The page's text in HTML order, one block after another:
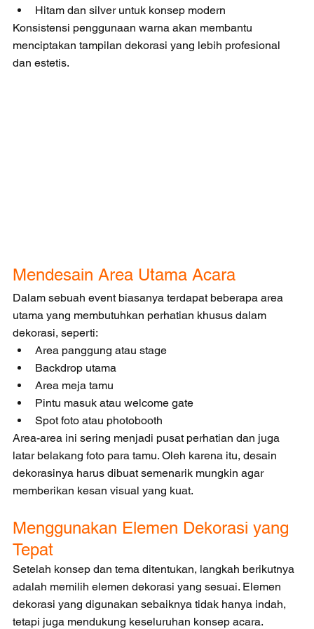
Hitam dan silver untuk konsep modern
Konsistensi penggunaan warna akan membantu
menciptakan tampilan dekorasi yang lebih profesional
dan estetis.
Mendesain Area Utama Acara
Dalam sebuah event biasanya terdapat beberapa area
utama yang membutuhkan perhatian khusus dalam
dekorasi, seperti:
Area panggung atau stage
Backdrop utama
Area meja tamu
Pintu masuk atau welcome gate
Spot foto atau photobooth
Area-area ini sering menjadi pusat perhatian dan juga
latar belakang foto para tamu. Oleh karena itu, desain
dekorasinya harus dibuat semenarik mungkin agar
memberikan kesan visual yang kuat.
Menggunakan Elemen Dekorasi yang
Tepat
Setelah konsep dan tema ditentukan, langkah berikutnya
adalah memilih elemen dekorasi yang sesuai. Elemen
dekorasi yang digunakan sebaiknya tidak hanya indah,
tetapi juga mendukung keseluruhan konsep acara.